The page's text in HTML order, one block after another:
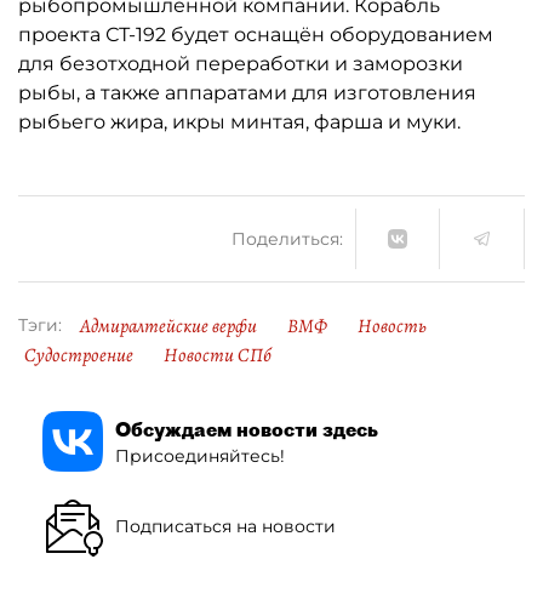
рыбопромышленной компании. Корабль
проекта СТ-192 будет оснащён оборудованием
для безотходной переработки и заморозки
рыбы, а также аппаратами для изготовления
рыбьего жира, икры минтая, фарша и муки.
Поделиться:
Тэги: Адмиралтейские верфи ВМФ
Новость
Судостроение
Новости СПб
Обсуждаем новости здесь
Присоединяйтесь!
Подписаться на новости